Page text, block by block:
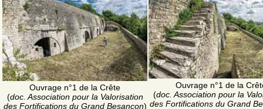
Ouvrage n°1 de la Crête
(doc. Association pour la Valorisation
des Fortifications du Grand Besançon)
Ouvrage n°1 de la
(doc. Association pour la
des Fortifications du Grand